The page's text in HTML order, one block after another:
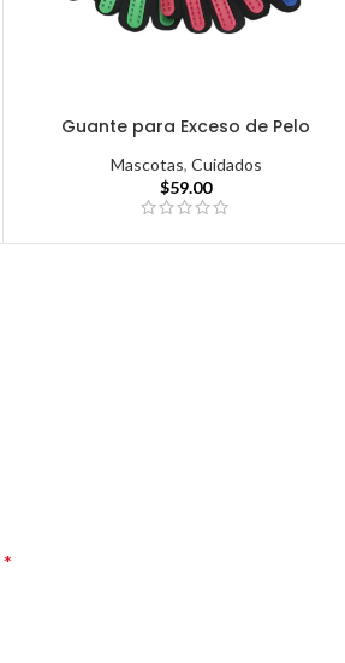
Guante para Exceso de Pelo
Mascotas, Cuidados
$59.00
*